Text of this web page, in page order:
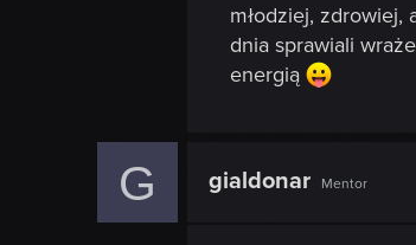
młodziej,
dnia sprawiali
energią
G gialdonar Mentor